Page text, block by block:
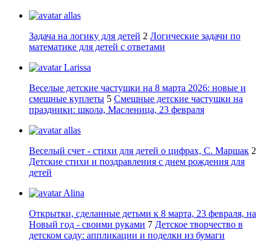
allas
Задача на логику для детей 2 Логические задачи по
математике для детей с ответами
Larissa
Веселые детские частушки на 8 марта 2026: новые и
смешные куплеты 5 Смешные детские частушки на
праздники: школа, Масленица, 23 февраля
allas
Веселый счет - стихи для детей о цифрах, С. Маршак 2
Детские стихи и поздравления с днем рождения для
детей
Alina
Открытки, сделанные детьми к 8 марта, 23 февраля, на
Новый год - своими руками 7 Детское творчество в
детском саду: аппликации и поделки из бумаги